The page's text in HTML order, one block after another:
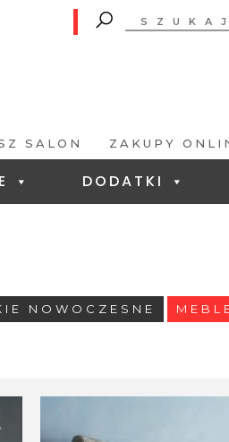
SALON ZAKUPY
DODATKI
NOWOCZESNE